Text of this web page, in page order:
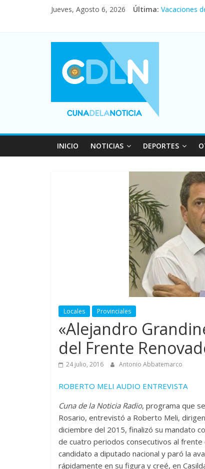
Jueves, Agosto 6, 2026 Última: En un
INICIO NOTICIAS DEPORTES
Locales Provinciales
«Alejandro
del Frente
24 julio, 2016 Antonio Abbatemarco
ROBERTO MELI AUDIO ENTREVISTA
Cuna de la Noticia Radio, programa que
Rosario, entrevistó a Roberto Meli,
diciembre del 2015, finalizó su mandato
de cuatro periodos consecutivos al frente
candidato a diputado nacional y paró la
rápidamente en su figura y creé, en